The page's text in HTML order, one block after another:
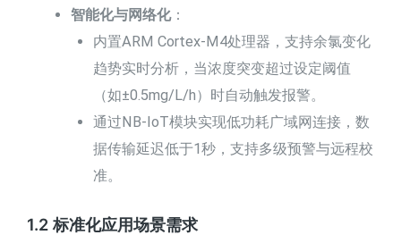
智能化与网络化：
内置ARM Cortex-M4处理器，支持余氯变化
趋势实时分析，当浓度突变超过设定阈值
（如±0.5mg/L/h）时自动触发报警。
通过NB-IoT模块实现低功耗广域网连接，数
据传输延迟低于1秒，支持多级预警与远程校
准。
1.2 标准化应用场景需求